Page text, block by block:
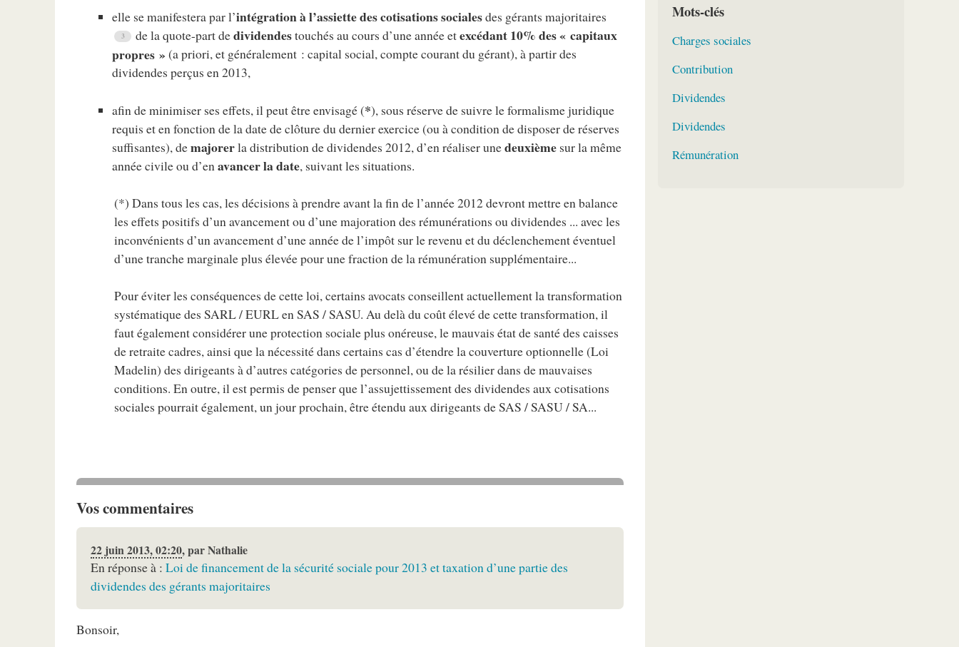
elle se manifestera par l’intégration à l’assiette des cotisations socialesdes gérants majoritaires
de la quote-part dedividendestouchés au cours d’une année etexcédant 10% des « capitaux
propres » (a priori, et généralement : capital social, compte courant du gérant), à partir des
dividendes perçus en 2013,
afin de minimiser ses effets, il peut être envisagé (*), sous réserve de suivre le formalisme juridique
requis et en fonction de la date de clôture du dernier exercice (ou à condition de disposer de réserves
suffisantes), demajorerla distribution de dividendes 2012, d’en réaliser unedeuxième sur la même
année civile ou d’enavancer la date, suivant les situations.
(*) Dans tous les cas, les décisions à prendre avant la fin de l’année 2012 devront mettre en balance
les effets positifs d’un avancement ou d’une majoration des rémunérations ou dividendes ... avec les
inconvénients d’un avancement d’une année de l’impôt sur le revenu et du déclenchement éventuel
d’une tranche marginale plus élevée pour une fraction de la rémunération supplémentaire...
Pour éviter les conséquences de cette loi, certains avocats conseillent actuellement la transformation
systématique des SARL / EURL en SAS / SASU. Au delà du coût élevé de cette transformation, il
faut également considérer une protection sociale plus onéreuse, le mauvais état de santé des caisses
de retraite cadres, ainsi que la nécessité dans certains cas d’étendre la couverture optionnelle (Loi
Madelin) des dirigeants à d’autres catégories de personnel, ou de la résilier dans de mauvaises
conditions. En outre, il est permis de penser que l’assujettissement des dividendes aux cotisations
sociales pourrait également, un jour prochain, être étendu aux dirigeants de SAS / SASU / SA...
Vos commentaires
22 juin 2013, 02:20,parNathalie
En réponse à :Loi de financement de la sécurité sociale pour 2013 et taxation d’une partie des
dividendes des gérants majoritaires
Bonsoir,
Mots-clés
Charges sociales
Contribution
Dividendes
Dividendes
Rémunération